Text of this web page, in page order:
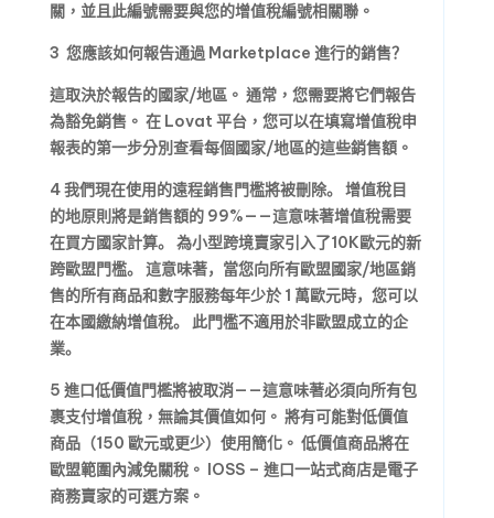
關，並且此編號需要與您的增值稅編號相關聯。
3 您應該如何報告通過 Marketplace 進行的銷售？
這取決於報告的國家/地區。 通常，您需要將它們報告
為豁免銷售。 在 Lovat 平台，您可以在填寫增值稅申
報表的第一步分別查看每個國家/地區的這些銷售額。
4我們現在使用的遠程銷售門檻將被刪除。
增值稅目
的地原則將是銷售額的 99%——這意味著增值稅需要
在買方國家計算。
為小型跨境賣家引入了10K歐元的新
跨歐盟門檻。
這意味著，當您向所有歐盟國家/地區銷
售的所有商品和數字服務每年少於 1 萬歐元時，您可以
在本國繳納增值稅。
此門檻不適用於非歐盟成立的企
業。
5 進口低價值門檻將被取消——這意味著必須向所有包
裹支付增值稅，無論其價值如何。 將有可能對低價值
商品（150 歐元或更少）使用簡化。 低價值商品將在
歐盟範圍內減免關稅。 IOSS – 進口一站式商店是電子
商務賣家的可選方案。